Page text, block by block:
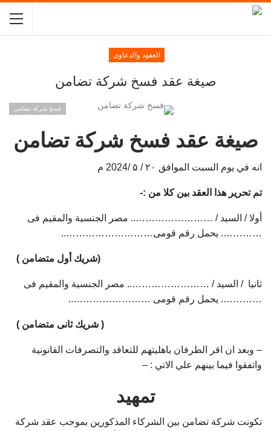
العقود والدعاوى
صيغة عقد فسخ شركة تضامن
فسخ شركة تضامن
صيغة عقد فسخ شركة تضامن
انه في يوم السبت الموافق ۲۰ / ۵ /2024 م
تم تحرير هذا العقد بين كلا من :-
أولا / السيد / …………………….. مصر الجنسية والمقيم فى
…………. يحمل رقم قومى………………………..
(شريك أول متضامن )
ثانيا / السيد / …………………….. مصر الجنسية والمقيم فى
…………. يحمل رقم قومى ……………………..
( شريك ثانى متضامن )
– وبعد ان اقر الطرفان باهليتهم للتعاقد والتصرفات القانونية
واتفقوا فيما بينهم علي الاتي : –
تمهيد
تكونت شركة تضامن بين الشركاء المذكورين بموجب عقد شركة